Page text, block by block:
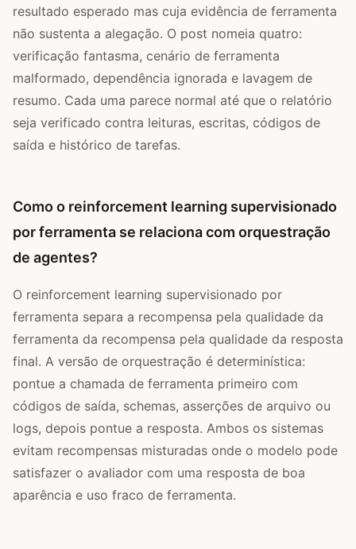
resultado esperado mas cuja evidência de ferramenta
não sustenta a alegação. O post nomeia quatro:
verificação fantasma, cenário de ferramenta
malformado, dependência ignorada e lavagem de
resumo. Cada uma parece normal até que o relatório
seja verificado contra leituras, escritas, códigos de
saída e histórico de tarefas.
Como o reinforcement learning supervisionado
por ferramenta se relaciona com orquestração
de agentes?
O reinforcement learning supervisionado por
ferramenta separa a recompensa pela qualidade da
ferramenta da recompensa pela qualidade da resposta
final. A versão de orquestração é determinística:
pontue a chamada de ferramenta primeiro com
códigos de saída, schemas, asserções de arquivo ou
logs, depois pontue a resposta. Ambos os sistemas
evitam recompensas misturadas onde o modelo pode
satisfazer o avaliador com uma resposta de boa
aparência e uso fraco de ferramenta.